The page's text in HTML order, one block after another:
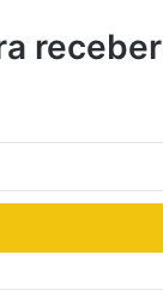
receber